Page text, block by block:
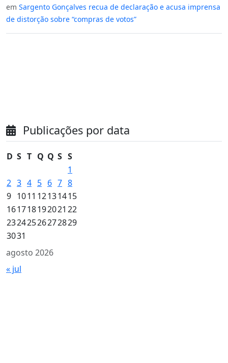
em Sargento Gonçalves recua de declaração e acusa imprensa
de distorção sobre “compras de votos”
Publicações por data
agosto 2026
D S T Q Q S S
1
2 3 4 5 6 7 8
9 1011 12131415
161718192021 22
23242526272829
3031
« jul